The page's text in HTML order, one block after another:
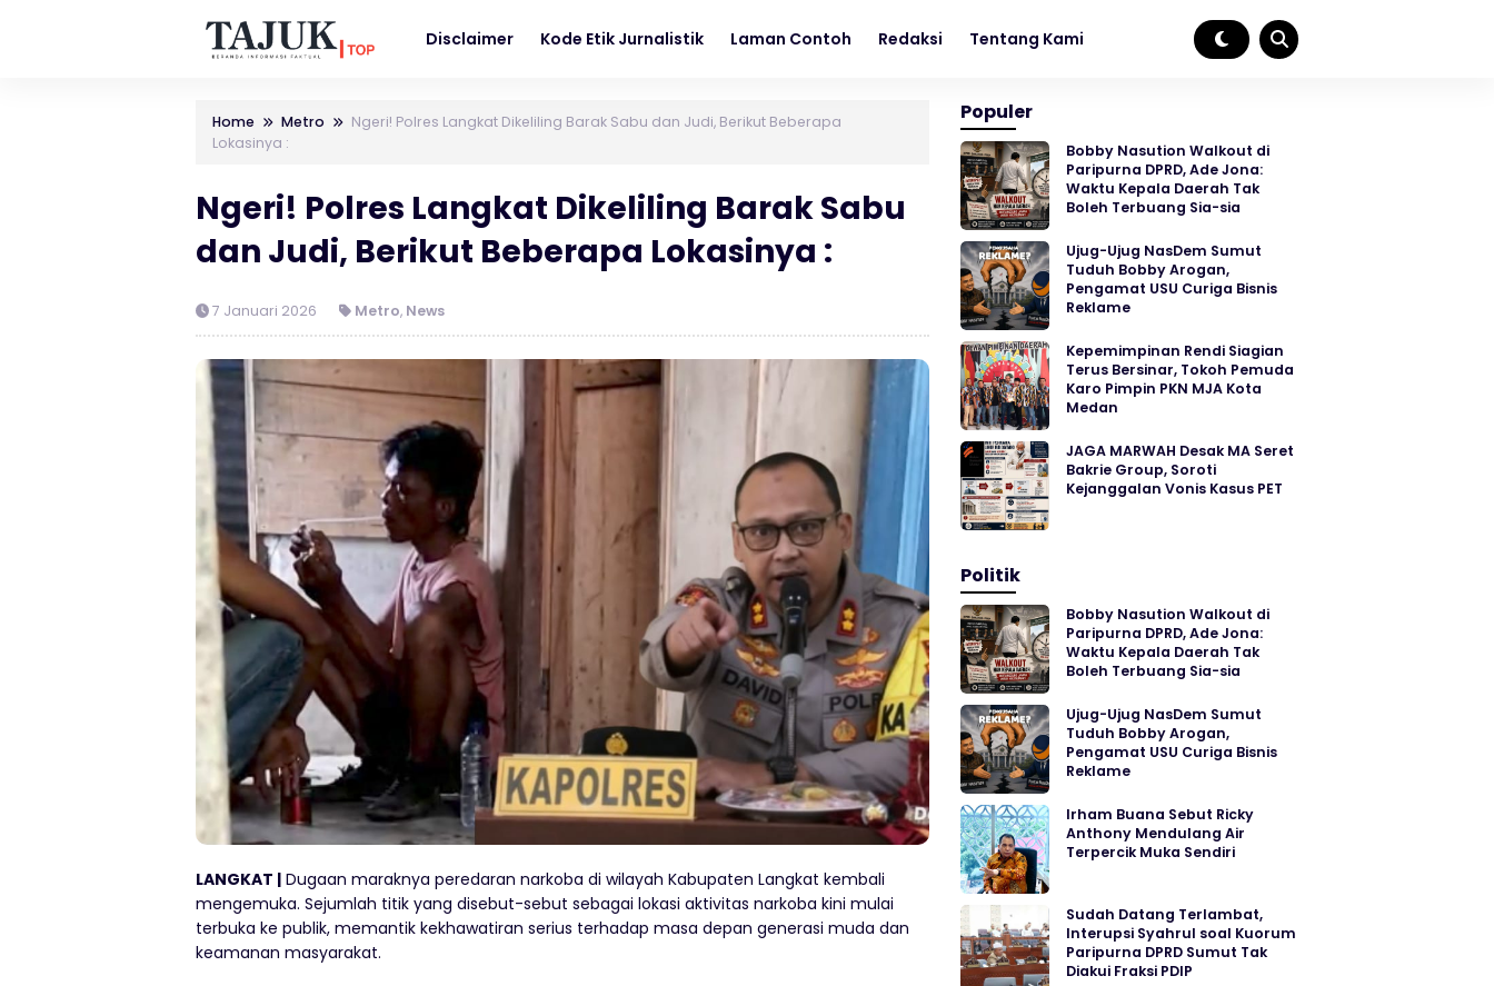
Disclaimer Kode Etik Jurnalistik Laman Contoh Redaksi Tentang Kami
Home Metro
Ngeri! Polres Langkat Dikeliling Barak Sabu dan Judi, Berikut Beberapa
Lokasinya :
Ngeri! Polres Langkat Dikeliling Barak Sabu
dan Judi, Berikut Beberapa Lokasinya :
7 Januari 2026 Metro, News
LANGKAT | Dugaan maraknya peredaran narkoba di wilayah Kabupaten Langkat kembali
mengemuka. Sejumlah titik yang disebut-sebut sebagai lokasi aktivitas narkoba kini mulai
terbuka ke publik, memantik kekhawatiran serius terhadap masa depan generasi muda dan
keamanan masyarakat.
Populer
Bobby Nasution Walkout di
Paripurna DPRD, Ade Jona:
Waktu Kepala Daerah Tak
Boleh Terbuang Sia-sia
Ujug-Ujug NasDem Sumut
Tuduh Bobby Arogan,
Pengamat USU Curiga Bisnis
Reklame
Kepemimpinan Rendi Siagian
Terus Bersinar, Tokoh Pemuda
Karo Pimpin PKN MJA Kota
Medan
JAGA MARWAH Desak MA Seret
Bakrie Group, Soroti
Kejanggalan Vonis Kasus PET
Politik
Bobby Nasution Walkout di
Paripurna DPRD, Ade Jona:
Waktu Kepala Daerah Tak
Boleh Terbuang Sia-sia
Ujug-Ujug NasDem Sumut
Tuduh Bobby Arogan,
Pengamat USU Curiga Bisnis
Reklame
Irham Buana Sebut Ricky
Anthony Mendulang Air
Terpercik Muka Sendiri
Sudah Datang Terlambat,
Interupsi Syahrul soal Kuorum
Paripurna DPRD Sumut Tak
Diakui Fraksi PDIP